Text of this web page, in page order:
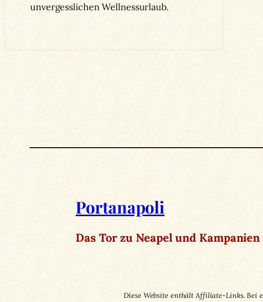
unvergesslichen Wellnessurlaub.
Portanapoli
Das Tor zu Neapel und Kampanien
Diese Website enthält Affiliate-Links. Bei